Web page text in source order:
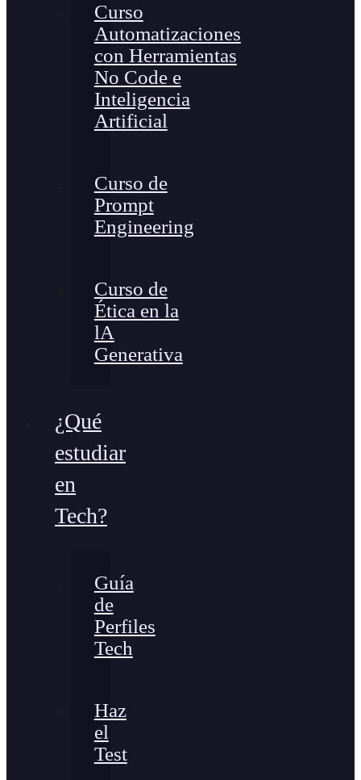
Curso
Automatizaciones
con Herramientas
No Code e
Inteligencia
Artificial
Curso de
Prompt
Engineering
Curso de
Ética en la
lA
Generativa
¿Qué
estudiar
en
Tech?
Guía
de
Perfiles
Tech
Haz
el
Test